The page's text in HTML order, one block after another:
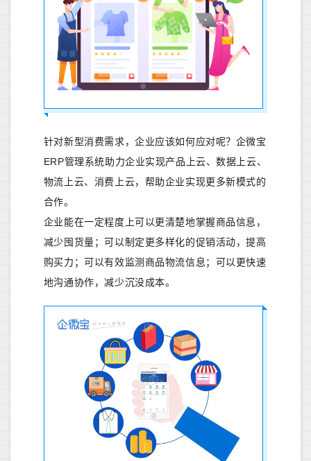
针对新型消费需求，企业应该如何应对呢？企微宝
ERP管理系统助力企业实现产品上云、数据上云、
物流上云、消费上云，帮助企业实现更多新模式的
合作。
企业能在一定程度上可以更清楚地掌握商品信息，
减少囤货量；可以制定更多样化的促销活动，提高
购买力；可以有效监测商品物流信息；可以更快速
地沟通协作，减少沉没成本。